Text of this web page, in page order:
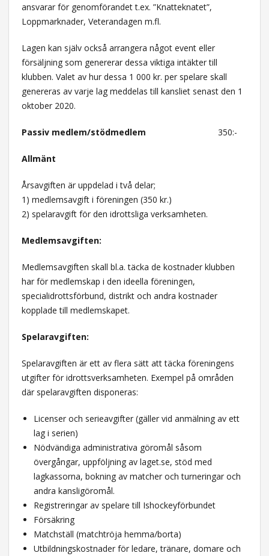
ansvarar för genomförandet t.ex. ”Knatteknatet”,
Loppmarknader, Veterandagen m.fl.
Lagen kan själv också arrangera något event eller
försäljning som genererar dessa viktiga intäkter till
klubben. Valet av hur dessa 1 000 kr. per spelare skall
genereras av varje lag meddelas till kansliet senast den 1
oktober 2020.
Passiv medlem/stödmedlem 350:-
Allmänt
Årsavgiften är uppdelad i två delar;
1) medlemsavgift i föreningen (350 kr.)
2) spelaravgift för den idrottsliga verksamheten.
Medlemsavgiften:
Medlemsavgiften skall bl.a. täcka de kostnader klubben
har för medlemskap i den ideella föreningen,
specialidrottsförbund, distrikt och andra kostnader
kopplade till medlemskapet.
Spelaravgiften:
Spelaravgiften är ett av flera sätt att täcka föreningens
utgifter för idrottsverksamheten. Exempel på områden
där spelaravgiften disponeras:
Licenser och serieavgifter (gäller vid anmälning av ett
lag i serien)
Nödvändiga administrativa göromål såsom
övergångar, uppföljning av laget.se, stöd med
lagkassorna, bokning av matcher och turneringar och
andra kansligöromål.
Registreringar av spelare till Ishockeyförbundet
­Försäkring
­­Matchställ (matchtröja hemma/borta)
­Utbildningskostnader för ledare, tränare, domare och